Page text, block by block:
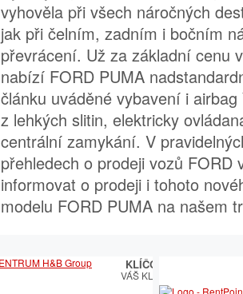
vyhověla při všech náročných
jak při čelním, zadním i bočním
převrácení. Už za základní cenu
nabízí FORD PUMA
článku uváděné vybavení i
z lehkých slitin, elektricky
centrální zamykání. V
přehledech o prodeji vozů FORD
informovat o prodeji i tohoto
modelu FORD PUMA na našem
KLÍČOVÉ CENTRUM
VÁŠ KLÍČOVÝ PARTNER